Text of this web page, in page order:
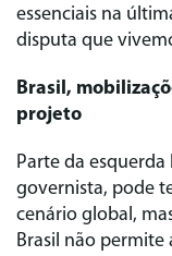
essenciais na
disputa que
Brasil,
projeto
Parte da
governista, pode
cenário global,
Brasil não permite